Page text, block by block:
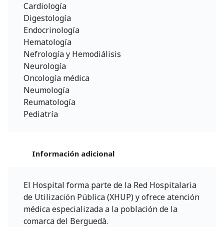
Cardiología
Digestología
Endocrinología
Hematología
Nefrología y Hemodiálisis
Neurología
Oncología médica
Neumología
Reumatología
Pediatría
Información adicional
El Hospital forma parte de la Red Hospitalaria
de Utilización Pública (XHUP) y ofrece atención
médica especializada a la población de la
comarca del Berguedà.